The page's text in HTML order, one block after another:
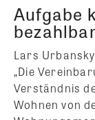
Aufgabe
Lars
„Die
Verständnis
Wohnen von